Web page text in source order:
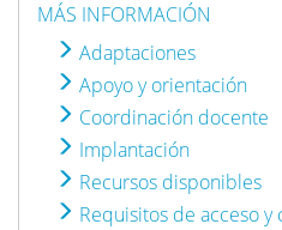
MÁS INFORMACIÓN
Adaptaciones
Apoyo y orientación
Coordinación docente
Implantación
Recursos disponibles
Requisitos de acceso